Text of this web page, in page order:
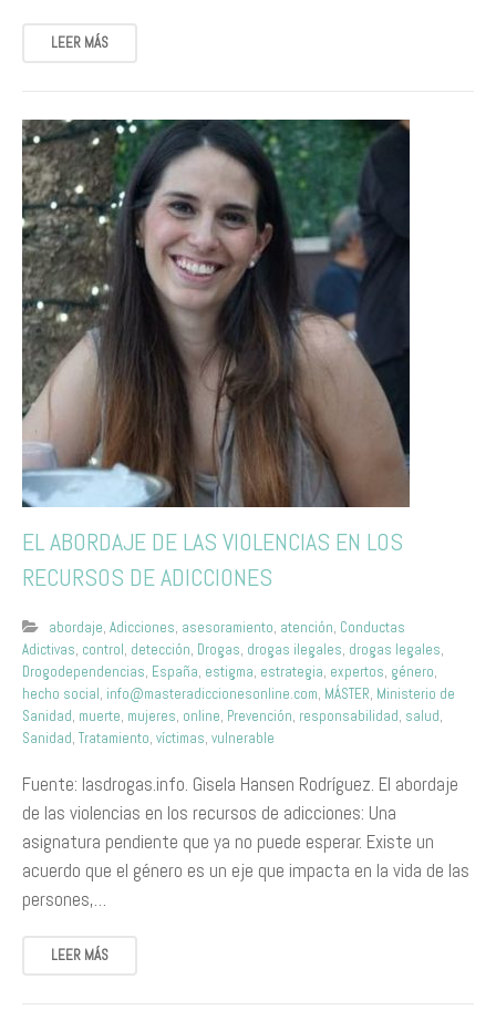
LEER MÁS
EL ABORDAJE DE LAS VIOLENCIAS EN LOS
RECURSOS DE ADICCIONES
abordaje, Adicciones, asesoramiento, atención, Conductas
Adictivas, control, detección, Drogas, drogas ilegales, drogas legales,
Drogodependencias, España, estigma, estrategia, expertos, género,
hecho social, info@masteradiccionesonline.com, MÁSTER, Ministerio de
Sanidad, muerte, mujeres, online, Prevención, responsabilidad, salud,
Sanidad, Tratamiento, víctimas, vulnerable
Fuente: lasdrogas.info. Gisela Hansen Rodríguez. El abordaje
de las violencias en los recursos de adicciones: Una
asignatura pendiente que ya no puede esperar. Existe un
acuerdo que el género es un eje que impacta en la vida de las
persones,…
LEER MÁS